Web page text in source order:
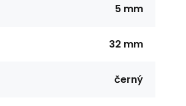
5 mm
32 mm
černý